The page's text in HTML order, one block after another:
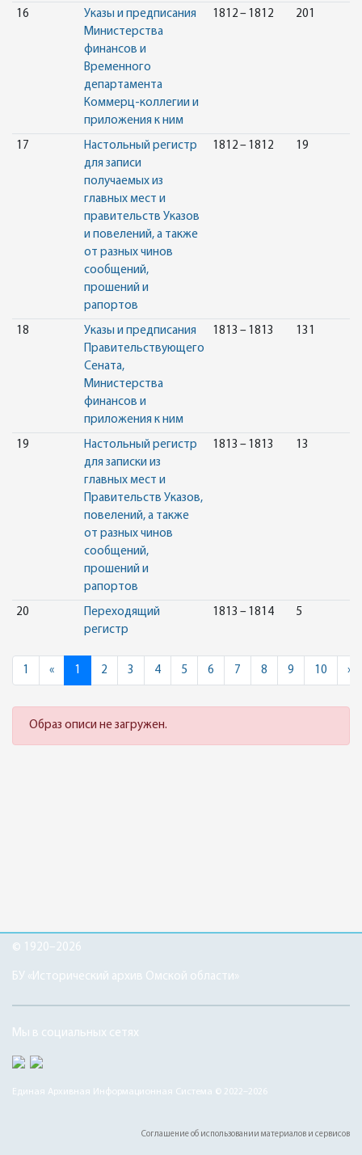
16
Указы и предписания
Министерства
финансов и
Временного
департамента
Коммерц-коллегии и
приложения к ним
1812 – 1812 201
17
Настольный регистр
для записи
получаемых из
главных мест и
правительств Указов
и повелений, а также
от разных чинов
сообщений,
прошений и
рапортов
1812 – 1812 19
18
Указы и предписания
Правительствующего
Сената,
Министерства
финансов и
приложения к ним
1813 – 1813 131
19
Настольный регистр
для записки из
главных мест и
Правительств Указов,
повелений, а также
от разных чинов
сообщений,
прошений и
рапортов
1813 – 1813 13
20
Переходящий
регистр
1813 – 1814 5
1 «Previous
1 2 3 4 5 6 7 8 9 10 »
Образ описи не загружен.
© 1920–2026
БУ «Исторический архив Омской области»
Мы в социальных сетях
Единая Архивная Информационная Система © 2022–2026
Соглашение об использовании материалов и сервисов